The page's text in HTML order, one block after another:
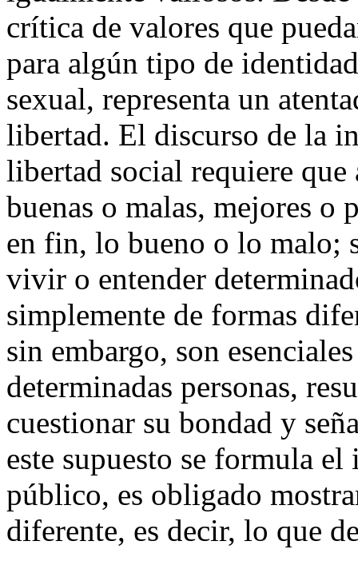
crítica de valores que
para algún tipo de
sexual, representa un
libertad. El discurso de la
libertad social requiere que
buenas o malas, mejores o
en fin, lo bueno o lo malo;
vivir o entender
simplemente de formas
sin embargo, son
determinadas personas,
cuestionar su bondad y
este supuesto se formula
público, es obligado
diferente, es decir, lo que